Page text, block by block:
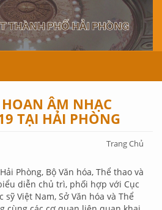
ÂM NHẠC
TẠI HẢI PHÒNG
Bạn
đang ở
đây
Trang Chủ
Phòng, Bộ Văn hóa, Thể thao và
diễn chủ trì, phối hợp với Cục
Việt Nam, Sở Văn hóa và Thể